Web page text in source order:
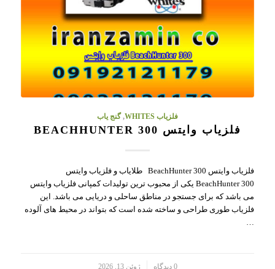
فلزیاب WHITES , گنج یاب
فلزیاب وایتس BEACHHUNTER 300
فلزیاب وایتس BeachHunter 300 طلایاب و فلزیاب وایتس
BeachHunter 300 یکی از محبوب ترین تولیدات کمپانی فلزیاب وایتس
می باشد که برای جستجو در مناطق ساحلی و دریایی می باشد. این
فلزیاب طوری طراحی و ساخته شده است که بتواند در محیط های آلوده
…
0 دیدگاه ژوئن 13, 2026